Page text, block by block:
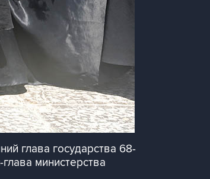
глава государства 68-
министерства